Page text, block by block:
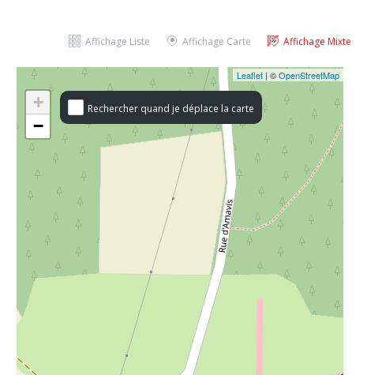
Affichage Mixte
Affichage Carte
Affichage Liste
Rechercher quand je déplace la carte
+
−
Leaflet | ©OpenStreetMap